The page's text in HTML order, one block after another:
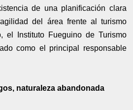
de una planificación clara
del área frente al turismo
el Instituto Fueguino de Turismo
como el principal responsable
naturaleza abandonada